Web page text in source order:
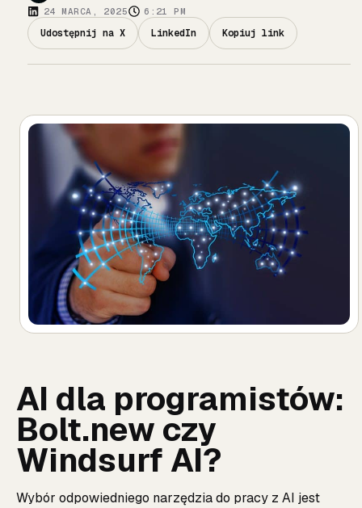
24 MARCA, 2025 6:21 PM
Udostępnij na X LinkedIn Kopiuj link
AI dla programistów:
Bolt.new czy
Windsurf AI?
Wybór odpowiedniego narzędzia do pracy z AI jest